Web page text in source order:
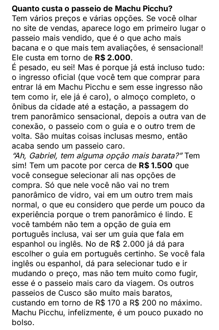
Quanto custa o passeio de Machu Picchu?
Tem vários preços e várias opções. Se você olhar
no site de vendas, aparece logo em primeiro lugar o
passeio mais vendido, que é o que acho mais
bacana e o que mais tem avaliações, é sensacional!
Ele custa em torno de R$ 2.000.
É pesado, eu sei! Mas é porque já está incluso tudo:
o ingresso oficial (que você tem que comprar para
entrar lá em Machu Picchu e sem esse ingresso não
tem como ir, ele já é caro), o almoço completo, o
ônibus da cidade até a estação, a passagem do
trem panorâmico sensacional, depois a outra van de
conexão, o passeio com o guia e o outro trem de
volta. São muitas coisas inclusas mesmo, então
acaba sendo um passeio caro.
“Ah, Gabriel, tem alguma opção mais barata?”Tem
sim! Tem um pacote por cerca de R$ 1.500 que
você consegue selecionar ali nas opções de
compra. Só que nele você não vai no trem
panorâmico de vidro, vai em um outro trem mais
normal, o que eu considero que perde um pouco da
experiência porque o trem panorâmico é lindo. E
você também não tem a opção de guia em
português inclusa, vai ser um guia que fala em
espanhol ou inglês. No de R$ 2.000 já dá para
escolher o guia em português certinho. Se você fala
inglês ou espanhol, dá para selecionar tudo e ir
mudando o preço, mas não tem muito como fugir,
esse é o passeio mais caro da viagem. Os outros
passeios de Cusco são muito mais baratos,
custando em torno de R$ 170 a R$ 200 no máximo.
Machu Picchu, infelizmente, é um pouco puxado no
bolso.